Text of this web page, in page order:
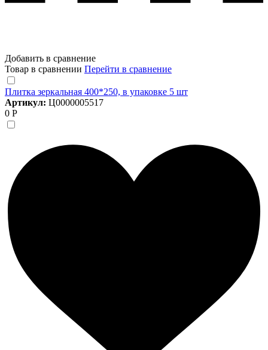
Добавить в сравнение
Товар в сравнении Перейти в сравнение
Плитка зеркальная 400*250, в упаковке 5 шт
Артикул: Ц0000005517
0 Р